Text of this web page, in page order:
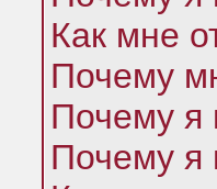
Как мне
Почему
Почему я
Почему я